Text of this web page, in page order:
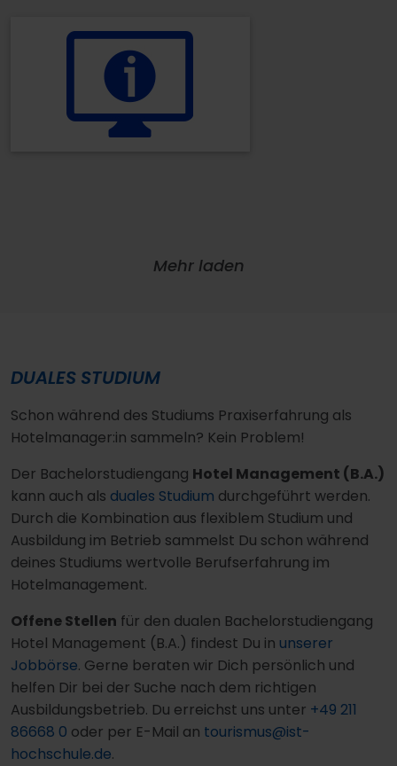
Mehr laden
DUALES STUDIUM
Schon während des Studiums Praxiserfahrung als
Hotelmanager:in sammeln? Kein Problem!
Der Bachelorstudiengang Hotel Management (B.A.)
kann auch als duales Studium durchgeführt werden.
Durch die Kombination aus flexiblem Studium und
Ausbildung im Betrieb sammelst Du schon während
deines Studiums wertvolle Berufserfahrung im
Hotelmanagement.
Offene Stellen für den dualen Bachelorstudiengang
Hotel Management (B.A.) findest Du in unserer
Jobbörse. Gerne beraten wir Dich persönlich und
helfen Dir bei der Suche nach dem richtigen
Ausbildungsbetrieb. Du erreichst uns unter +49 211
86668 0 oder per E-Mail an tourismus@ist-
hochschule.de.